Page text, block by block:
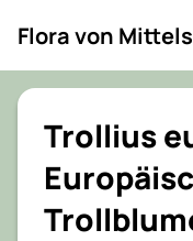
Flora von
Trollius